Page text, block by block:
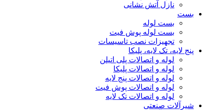
نازل آتش نشانی
بست
بست لوله
بست لوله پوش فیت
تجهیزات نصب تاسیسات
پنج لایه، تک لایه، پلیکا
لوله و اتصالات پلی اتیلن
لوله و اتصالات پلیکا
لوله و اتصالات پنج لایه
لوله و اتصالات پوش فیت
لوله و اتصالات تک لایه
شیرآلات صنعتی